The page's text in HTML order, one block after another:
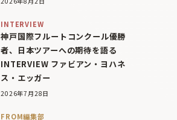
INTERVIEW
神戸国際フルートコンクール優勝
者、日本ツアーへの期待を語る
INTERVIEW ファビアン・ヨハネ
ス・エッガー
2026年7月28日
FROM編集部